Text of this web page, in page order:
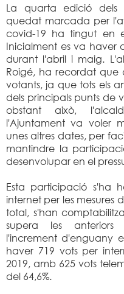
La quarta edició dels
quedat marcada per
covid-19 ha tingut en
Inicialment es va haver
durant l'abril i maig.
Roigé, ha recordat
votants, ja que tots els
dels principals punts de
obstant això,
l'Ajuntament va voler
unes altres dates, per
mantindre la
desenvolupar en el
Esta participació s'ha
internet per les mesures
total, s'han
supera les anteriors
l'increment d'enguany
haver 719 vots per
2019, amb 625 vots
del 64,6%.